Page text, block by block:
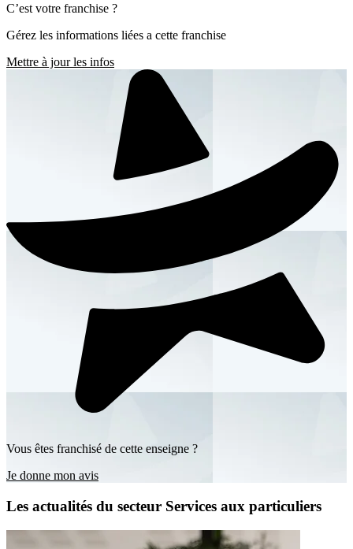
C’est votre franchise ?
Gérez les informations liées a cette franchise
Mettre à jour les infos
Vous êtes franchisé de cette enseigne ?
Je donne mon avis
Les actualités du secteur Services aux particuliers